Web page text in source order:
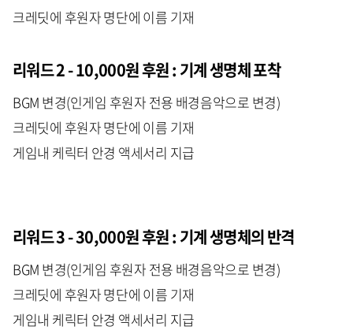
크레딧에 후원자 명단에 이름 기재
리워드 2 - 10,000원 후원 : 기계 생명체 포착
BGM 변경(인게임 후원자 전용 배경음악으로 변경)
크레딧에 후원자 명단에 이름 기재
게임내 케릭터 안경 액세서리 지급
리워드 3 - 30,000원 후원 : 기계 생명체의 반격
BGM 변경(인게임 후원자 전용 배경음악으로 변경)
크레딧에 후원자 명단에 이름 기재
게임내 케릭터 안경 액세서리 지급